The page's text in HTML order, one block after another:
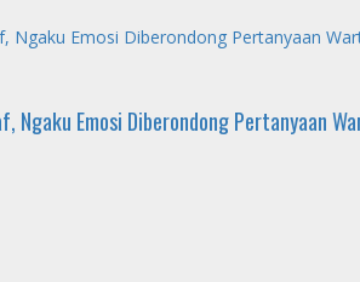
Ngaku Emosi Diberondong Pertanyaan
Ngaku Emosi Diberondong Pertanyaan